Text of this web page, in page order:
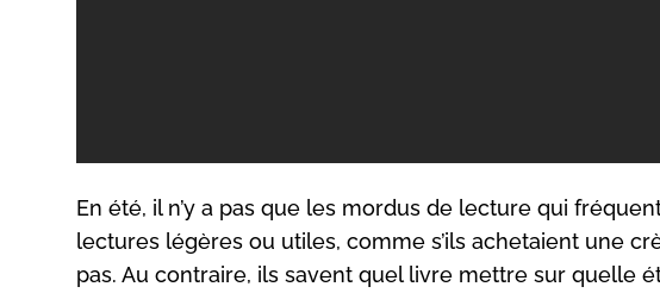
En été, il n’y a pas que les mordus de lecture qui
lectures légères ou utiles, comme s’ils achetaient une
pas. Au contraire, ils savent quel livre mettre sur quelle